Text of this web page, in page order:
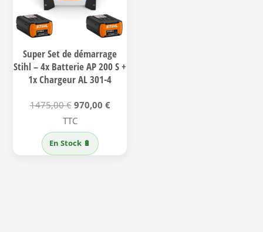
Super Set de démarrage
Stihl – 4x Batterie AP 200 S +
1x Chargeur AL 301-4
1475,00€ Le
prix
initial
était :
970,00 €Le
TTC
En Stock 🔋